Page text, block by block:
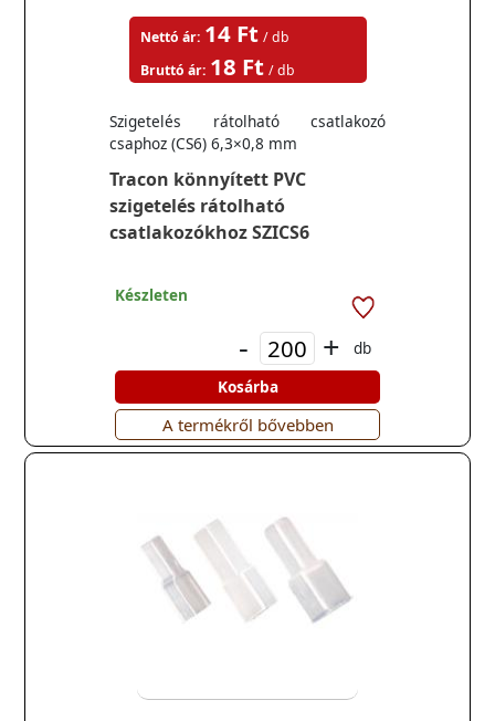
Tracon könnyített PVC
szigetelés rátolható
csatlakozókhoz SZICS6
Szigetelés rátolható csatlakozó
csaphoz (CS6) 6,3×0,8 mm
Nettó ár: 14 Ft / db
Bruttó ár: 18 Ft / db
Készleten
- +
db
Kosárba
A termékről bővebben